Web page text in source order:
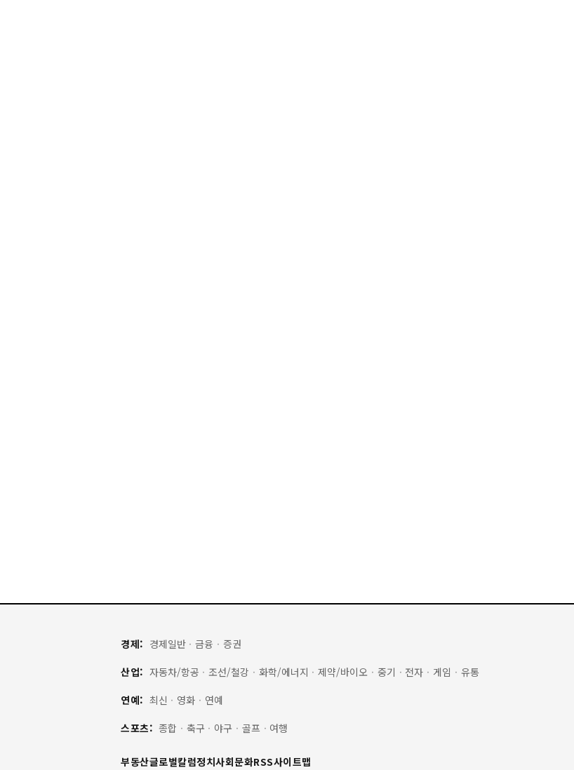
경제: 경제일반 · 금융 · 증권
산업: 자동차/항공 · 조선/철강 · 화학/에너지 · 제약/바이오 · 중기 · 전자 · 게임 · 유통
연예: 최신 · 영화 · 연예
스포츠: 종합 · 축구 · 야구 · 골프 · 여행
부동산글로벌칼럼정치사회문화RSS사이트맵